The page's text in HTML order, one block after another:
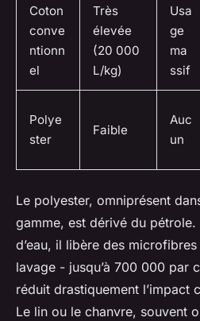
Coton
conve
ntionn
el
Très
élevée
(20 000
L/kg)
Usa
ge
ma
ssif
Polye
ster
Faible
Auc
un
Le polyester, omniprésent
gamme, est dérivé du pétrole.
d’eau, il libère des
lavage - jusqu’à 700 000 par
réduit drastiquement l’impact
Le lin ou le chanvre, souvent